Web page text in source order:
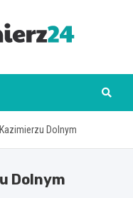
Dolnym
Dolnym